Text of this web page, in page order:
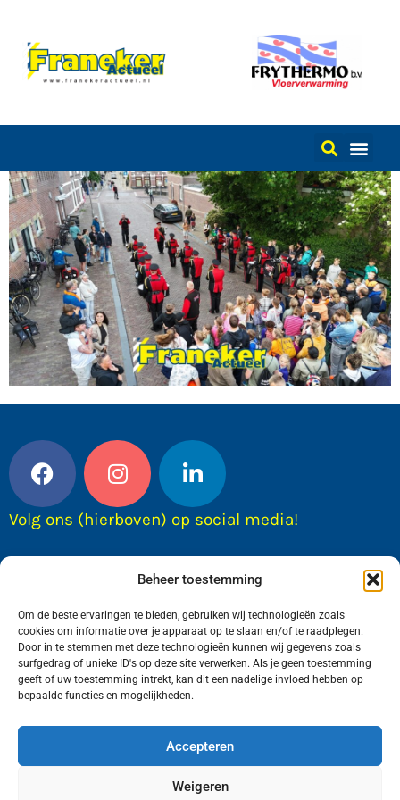
Beheer toestemming
Om de beste ervaringen te bieden, gebruiken wij technologieën zoals
cookies om informatie over je apparaat op te slaan en/of te raadplegen.
Door in te stemmen met deze technologieën kunnen wij gegevens zoals
surfgedrag of unieke ID's op deze site verwerken. Als je geen toestemming
geeft of uw toestemming intrekt, kan dit een nadelige invloed hebben op
bepaalde functies en mogelijkheden.
Accepteren
Weigeren
Volg ons (hierboven) op social media!
Wij van FranekerActueel.nl verzorgen het nieuws
in de Gemeente Waadhoeke. Met als hoofdplaats